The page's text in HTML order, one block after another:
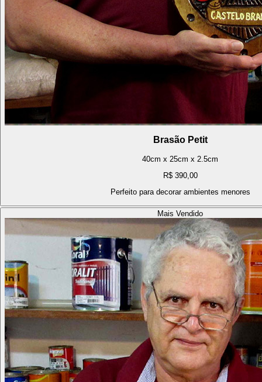
Brasão Petit
40cm x 25cm x 2.5cm
R$ 390,00
Perfeito para decorar ambientes menores
Mais Vendido